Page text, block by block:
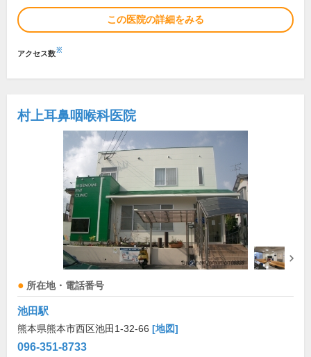
この医院の詳細をみる
アクセス数※
村上耳鼻咽喉科医院
所在地・電話番号
池田駅
熊本県熊本市西区池田1-32-66 [地図]
096-351-8733